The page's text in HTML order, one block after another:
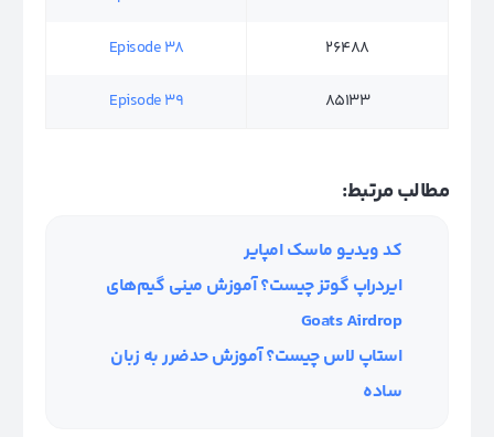
26488
Episode 38
85133
Episode 39
مطالب مرتبط:
کد ویدیو ماسک امپایر
ایردراپ گوتز چیست؟ آموزش مینی گیم‌های
Goats Airdrop
استاپ لاس چیست؟ آموزش حدضرر به زبان
ساده